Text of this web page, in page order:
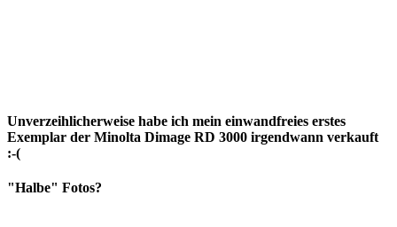
Unverzeihlicherweise habe ich mein einwandfreies erstes
Exemplar der Minolta Dimage RD 3000 irgendwann verkauft
:-(
"Halbe" Fotos?